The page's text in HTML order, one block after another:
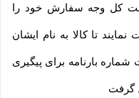
کل وجه سفارش خود را
تا کالا به نام ایشان
بارنامه برای پیگیری
گرفت